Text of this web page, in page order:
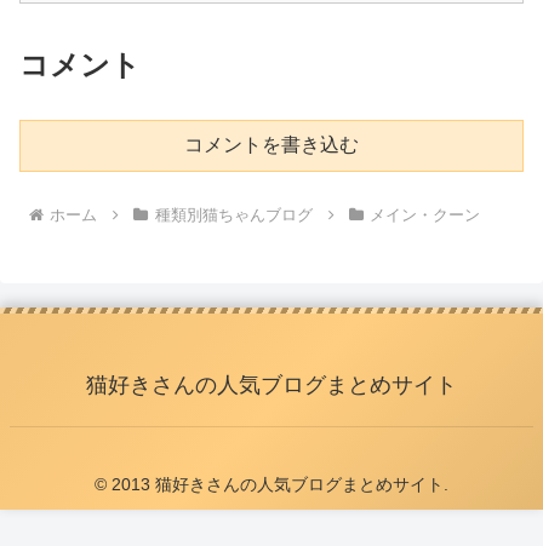
コメント
コメントを書き込む
ホーム 種類別猫ちゃんブログ メイン・クーン
猫好きさんの人気ブログまとめサイト
© 2013 猫好きさんの人気ブログまとめサイト.